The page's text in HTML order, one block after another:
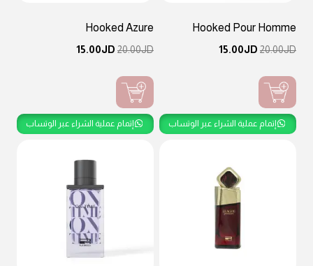
Hooked Pour Homme
JD
20.00 السعر
JD
15.00السعر
إتمام عملية الشراء عبر الوتساب
Hooked Azure
JD
20.00 السعر
JD
15.00السعر
إتمام عملية الشراء عبر الوتساب